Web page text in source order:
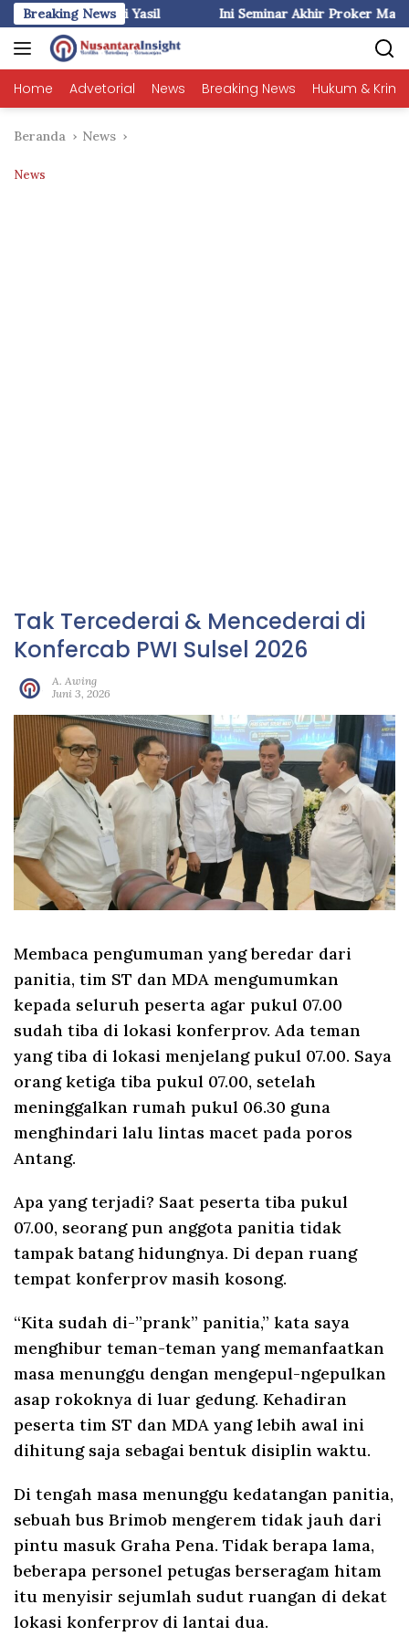
Langsung
ke
konten
Breaking NewsIni Seminar Akhir Proker Mahasiswa KKN-T Unhas
Home Advetorial News Breaking News Hukum &
Beranda News
News
Tak Tercederai & Mencederai di
Konfercab PWI Sulsel 2026
A. Awing
Juni 3, 2026
Membaca pengumuman yang beredar dari
panitia, tim ST dan MDA mengumumkan
kepada seluruh peserta agar pukul 07.00
sudah tiba di lokasi konferprov. Ada teman
yang tiba di lokasi menjelang pukul 07.00. Saya
orang ketiga tiba pukul 07.00, setelah
meninggalkan rumah pukul 06.30 guna
menghindari lalu lintas macet pada poros
Antang.
Apa yang terjadi? Saat peserta tiba pukul
07.00, seorang pun anggota panitia tidak
tampak batang hidungnya. Di depan ruang
tempat konferprov masih kosong.
“Kita sudah di-”prank” panitia,” kata saya
menghibur teman-teman yang memanfaatkan
masa menunggu dengan mengepul-ngepulkan
asap rokoknya di luar gedung. Kehadiran
peserta tim ST dan MDA yang lebih awal ini
dihitung saja sebagai bentuk disiplin waktu.
Di tengah masa menunggu kedatangan panitia,
sebuah bus Brimob mengerem tidak jauh dari
pintu masuk Graha Pena. Tidak berapa lama,
beberapa personel petugas berseragam hitam
itu menyisir sejumlah sudut ruangan di dekat
lokasi konferprov di lantai dua.